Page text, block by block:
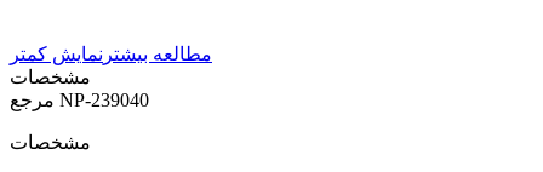
مطالعه بیشتر نمایش کمتر
مشخصات
NP-239040
مشخصات